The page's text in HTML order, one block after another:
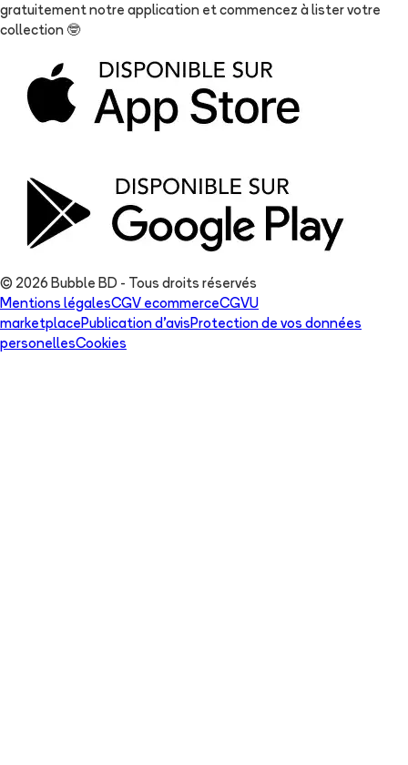
gratuitement notre application et commencez à lister votre
collection 🤓
© 2026 Bubble BD - Tous droits réservés
Mentions légalesCGV ecommerceCGVU
marketplacePublication d'avisProtection de vos données
personellesCookies